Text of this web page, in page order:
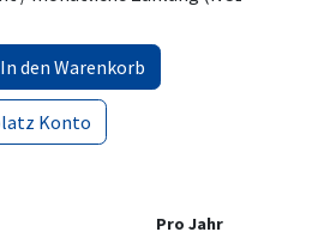
In den Warenkorb
Konto
Pro Jahr